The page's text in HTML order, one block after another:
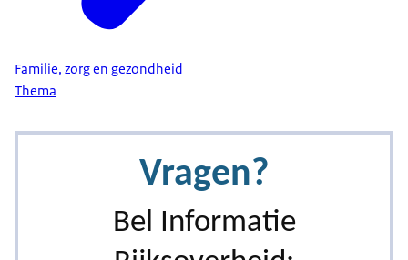
Familie, zorg en gezondheid
Thema